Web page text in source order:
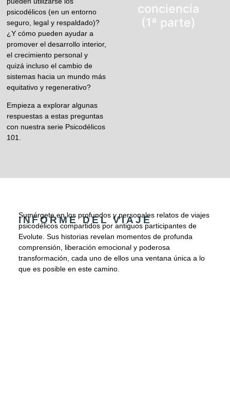
psicodélicos (en un entorno
seguro, legal y respaldado)?
¿Y cómo pueden ayudar a
promover el desarrollo interior,
el crecimiento personal y
quizá incluso el cambio de
sistemas hacia un mundo más
equitativo y regenerativo?
Empieza a explorar algunas
respuestas a estas preguntas
con nuestra serie Psicodélicos
101.
conciencia
(1ª parte)
INFORME DEL VIAJE
Sumérgete en los profundos y personales relatos de viajes
psicodélicos compartidos por antiguos participantes de
Evolute. Sus historias revelan momentos de profunda
comprensión, liberación emocional y poderosa
transformación, cada uno de ellos una ventana única a lo
que es posible en este camino.